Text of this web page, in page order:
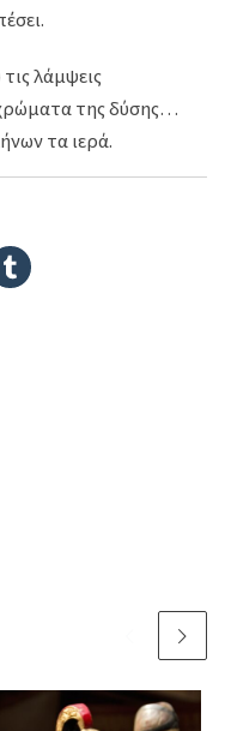
λάμψεις
της δύσης…
τα ιερά.